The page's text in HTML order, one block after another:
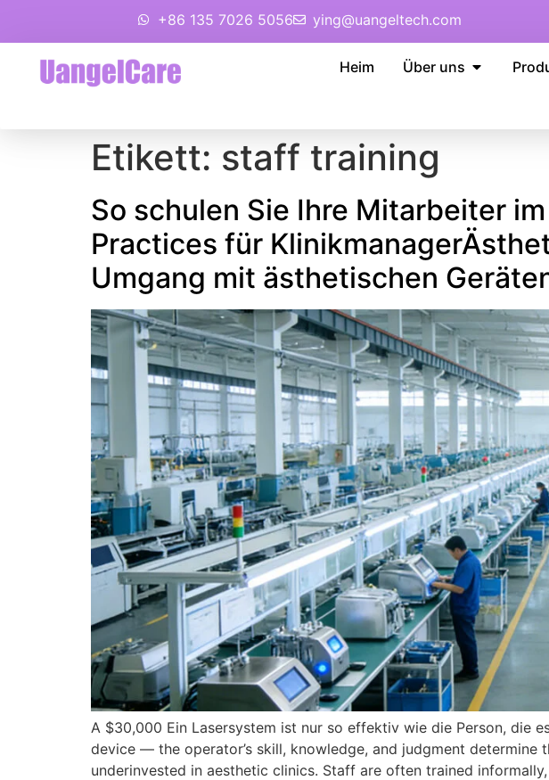
+86 135 7026 5056 ying@uangeltech.com
Heim Über uns
Etikett: staff training
So schulen Sie Ihre Mitarbeiter
Practices für
Umgang mit ästhetischen
A $30,000 Ein Lasersystem ist nur so effektiv wie die Person, die
device — the operator’s skill, knowledge, and judgment determine
underinvested in aesthetic clinics. Staff are often trained informally